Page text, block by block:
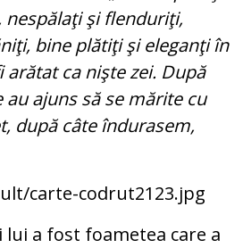
nespălaţi şi flen­duriţi,
bine plătiţi şi eleganţi în
ca nişte zei. După
ajuns să se mărite cu
după câte îndurasem,
a fost foametea care a